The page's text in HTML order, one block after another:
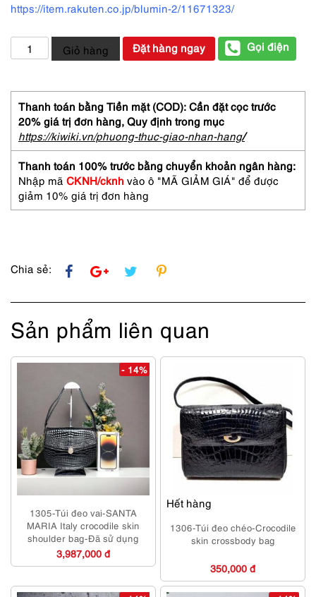
https://item.rakuten.co.jp/blumin-2/11671323/
5304-
Túi
tay/
đeo
vai-
COACH
Zibra
pattern
large
tote
bag-
số
Giỏ hàng Đặt hàng ngay Gọi điện
Thanh toán bằng Tiền mặt (COD): Cần đặt cọc trước
20% giá trị đơn hàng, Quy định trong mục
https://kiwiki.vn/phuong-thuc-giao-nhan-hang/
Thanh toán 100% trước bằng chuyển khoản ngân hàng:
Nhập mã CKNH/cknh vào ô "MÃ GIẢM GIÁ" để được
giảm 10% giá trị đơn hàng
Chia sẻ:
Sản phẩm liên quan
- 14%
1305-Túi đeo vai-SANTA
MARIA Italy crocodile skin
shoulder bag-Đã sử dụng
3,987,000 đ
Hết hàng
1306-Túi đeo chéo-Crocodile
skin crossbody bag
350,000 đ